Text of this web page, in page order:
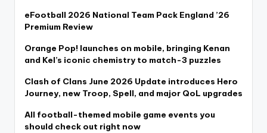
eFootball 2026 National Team Pack England ’26
Premium Review
Orange Pop! launches on mobile, bringing Kenan
and Kel’s iconic chemistry to match-3 puzzles
Clash of Clans June 2026 Update introduces Hero
Journey, new Troop, Spell, and major QoL upgrades
All football-themed mobile game events you
should check out right now